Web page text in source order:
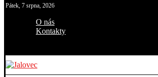
Pátek, 7 srpna, 2026
O nás
Kontakty